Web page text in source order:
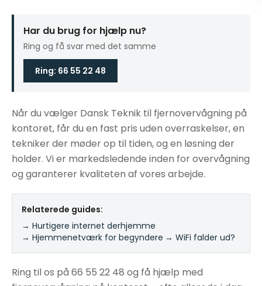
Har du brug for hjælp nu?
Ring og få svar med det samme
Ring: 66 55 22 48
Når du vælger Dansk Teknik til fjernovervågning på
kontoret, får du en fast pris uden overraskelser, en
tekniker der møder op til tiden, og en løsning der
holder. Vi er markedsledende inden for overvågning
og garanterer kvaliteten af vores arbejde.
Relaterede guides:
→ Hurtigere internet derhjemme
→ Hjemmenetværk for begyndere → WiFi falder ud?
Ring til os på 66 55 22 48 og få hjælp med